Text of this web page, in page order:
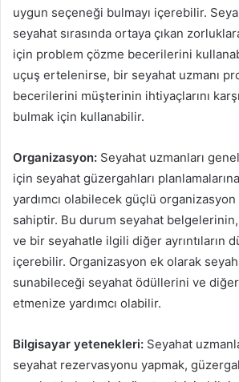
uygun seçeneği bulmayı içerebilir.
seyahat sırasında ortaya çıkan
için problem çözme becerilerini
uçuş ertelenirse, bir seyahat uzmanı
becerilerini müşterinin ihtiyaçlarını
bulmak için kullanabilir.
Organizasyon: Seyahat uzmanları
için seyahat güzergahları
yardımcı olabilecek güçlü
sahiptir. Bu durum seyahat
ve bir seyahatle ilgili diğer ayrıntıların
içerebilir. Organizasyon ek olarak
sunabileceği seyahat ödüllerini ve
etmenize yardımcı olabilir.
Bilgisayar yetenekleri: Seyahat
seyahat rezervasyonu yapmak,